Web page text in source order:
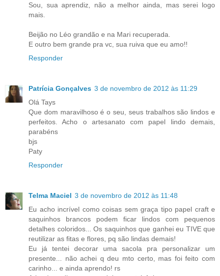
Sou, sua aprendiz, não a melhor ainda, mas serei logo
mais.
Beijão no Léo grandão e na Mari recuperada.
E outro bem grande pra vc, sua ruiva que eu amo!!
Responder
Patrícia Gonçalves 3 de novembro de 2012 às 11:29
Olá Tays
Que dom maravilhoso é o seu, seus trabalhos são lindos e
perfeitos. Acho o artesanato com papel lindo demais,
parabéns
bjs
Paty
Responder
Telma Maciel 3 de novembro de 2012 às 11:48
Eu acho incrível como coisas sem graça tipo papel craft e
saquinhos brancos podem ficar lindos com pequenos
detalhes coloridos... Os saquinhos que ganhei eu TIVE que
reutilizar as fitas e flores, pq são lindas demais!
Eu já tentei decorar uma sacola pra personalizar um
presente... não achei q deu mto certo, mas foi feito com
carinho... e ainda aprendo! rs